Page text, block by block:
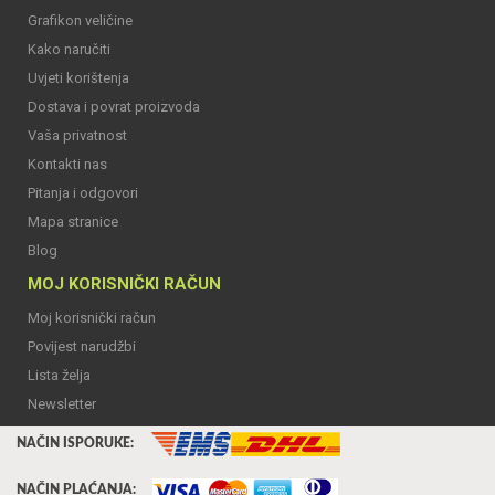
Grafikon veličine
Kako naručiti
Uvjeti korištenja
Dostava i povrat proizvoda
Vaša privatnost
Kontakti nas
Pitanja i odgovori
Mapa stranice
Blog
MOJ KORISNIČKI RAČUN
Moj korisnički račun
Povijest narudžbi
Lista želja
Newsletter
NAČIN ISPORUKE:
NAČIN PLAĆANJA: